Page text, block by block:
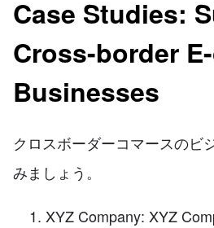
Case Studies:
Cross-border
Businesses
クロスボーダーコマースのビ
みましょう。
XYZ Company: XYZ